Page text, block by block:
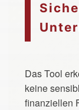
Das Tool
keine
finanziellen